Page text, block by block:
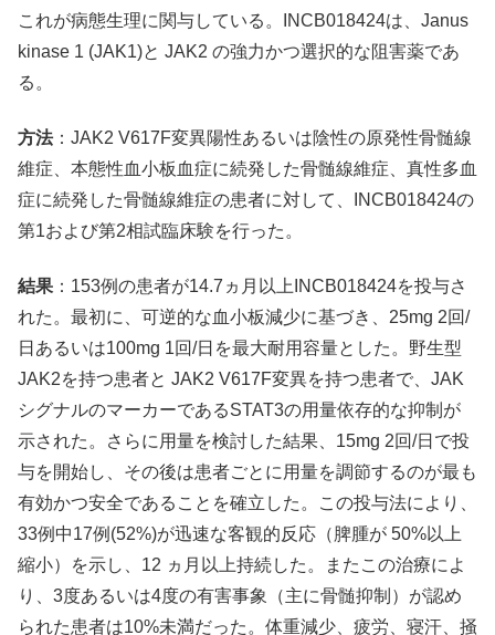
これが病態生理に関与している。INCB018424は、Janus
kinase 1 (JAK1)と JAK2 の強力かつ選択的な阻害薬であ
る。
方法：JAK2 V617F変異陽性あるいは陰性の原発性骨髄線
維症、本態性血小板血症に続発した骨髄線維症、真性多血
症に続発した骨髄線維症の患者に対して、INCB018424の
第1および第2相試臨床験を行った。
結果 ：153例の患者が14.7ヵ月以上INCB018424を投与さ
れた。最初に、可逆的な血小板減少に基づき、25mg 2回/
日あるいは100mg 1回/日を最大耐用容量とした。野生型
JAK2を持つ患者と JAK2 V617F変異を持つ患者で、JAK
シグナルのマーカーであるSTAT3の用量依存的な抑制が
示された。さらに用量を検討した結果、15mg 2回/日で投
与を開始し、その後は患者ごとに用量を調節するのが最も
有効かつ安全であることを確立した。この投与法により、
33例中17例(52%)が迅速な客観的反応（脾腫が 50%以上
縮小）を示し、12 ヵ月以上持続した。またこの治療によ
り、3度あるいは4度の有害事象（主に骨髄抑制）が認め
られた患者は10%未満だった。体重減少、疲労、寝汗、掻